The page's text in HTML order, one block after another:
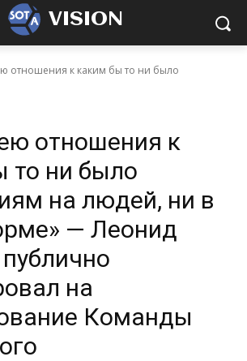
VISION
отношения к каким бы то ни было
отношения к
то ни было
на людей, ни в
— Леонид
на
Команды